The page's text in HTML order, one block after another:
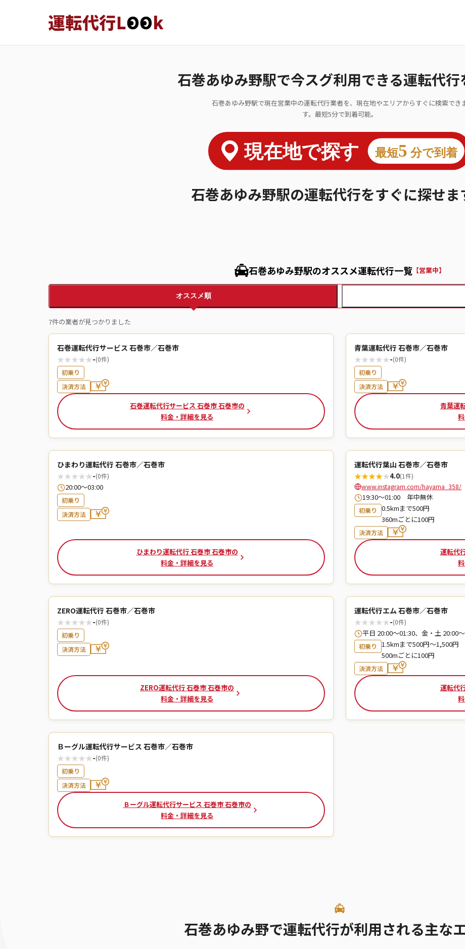
石巻あゆみ野駅で今スグ利用できる運転代行
石巻あゆみ野駅で現在営業中の運転代行業者を、現在地やエリアからすぐに検索でき
す。最短5分で到着可能。
石巻あゆみ野駅の運転代行をすぐに探せま
石巻あゆみ野駅のオススメ運転代行一覧【営業中】
オススメ順
7件の業者が見つかりました
石巻運転代行サービス 石巻市／石巻市
★★★★★-(0件)
初乗り
決済方法
石巻運転代行サービス 石巻市 石巻市の
料金・詳細を見る
青葉運転代行 石巻市／石巻市
★★★★★-(0件)
初乗り
決済方法
青葉運
ひまわり運転代行 石巻市／石巻市
★★★★★-(0件)
20:00～03:00
初乗り
決済方法
ひまわり運転代行 石巻市 石巻市の
料金・詳細を見る
運転代行葉山 石巻市／石巻市
★★★★★4.0(1件)
www.instagram.com/hayama_358/
19:30〜01:00 年中無休
初乗り
0.5kmまで500円
360mごとに100円
決済方法
運転代
ZERO運転代行 石巻市／石巻市
★★★★★-(0件)
初乗り
決済方法
ZERO運転代行 石巻市 石巻市の
料金・詳細を見る
運転代行エム 石巻市／石巻市
★★★★★-(0件)
平日 20:00～01:30、金・土 20:00
初乗り
1.5kmまで500円〜1,500円
500mごとに100円
決済方法
運転代
Ｂーグル運転代行サービス 石巻市／石巻市
★★★★★-(0件)
初乗り
決済方法
Ｂーグル運転代行サービス 石巻市 石巻市の
料金・詳細を見る
石巻あゆみ野で運転代行が利用される主な